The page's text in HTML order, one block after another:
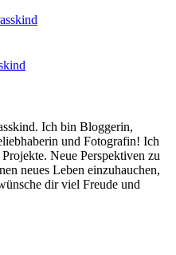
Ich bin Bloggerin,
und Fotografin! Ich
Neue Perspektiven zu
neues Leben einzuhauchen,
dir viel Freude und